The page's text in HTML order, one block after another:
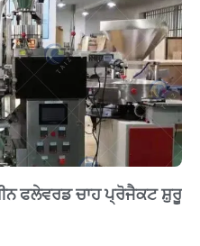
ਫਲੇਵਰਡ ਚਾਹ ਪ੍ਰੋਜੈਕਟ ਸ਼ੁਰੂ